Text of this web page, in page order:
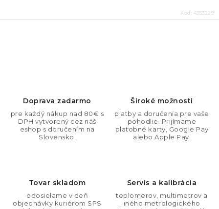
Kód: 4353229
Doprava zadarmo
pre každý nákup nad 80€ s
DPH vytvorený cez náš
eshop s doručením na
Slovensko.
Široké možnosti
platby a doručenia pre vaše
pohodlie. Prijímame
platobné karty, Google Pay
alebo Apple Pay.
Tovar skladom
odosielame v deň
objednávky kuriérom SPS
Servis a kalibrácia
teplomerov, multimetrov a
iného metrologického